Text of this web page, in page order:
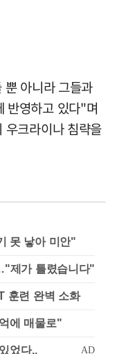
아니라 그들과
반영하고 있다"며
크라이나 침략을
못 낳아 미안"
제가 틀렸습니다"
훈련 완벽 소화
에 매물로"